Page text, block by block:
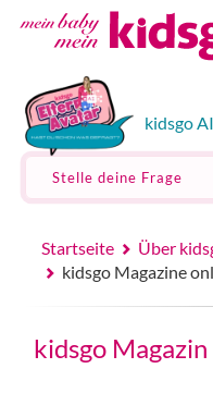
kidsgo AI
Stelle deine Frage
Startseite Über
kidsgo Magazine
kidsgo